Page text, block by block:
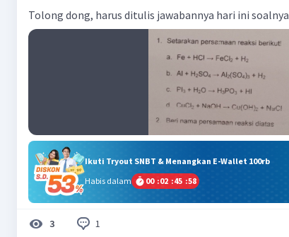
Tolong dong, harus ditulis jawabannya hari ini soalnya
Ikuti Tryout SNBT & Menangkan E-Wallet 100rb
Habis dalam
00 :02 :45 :57
3 1